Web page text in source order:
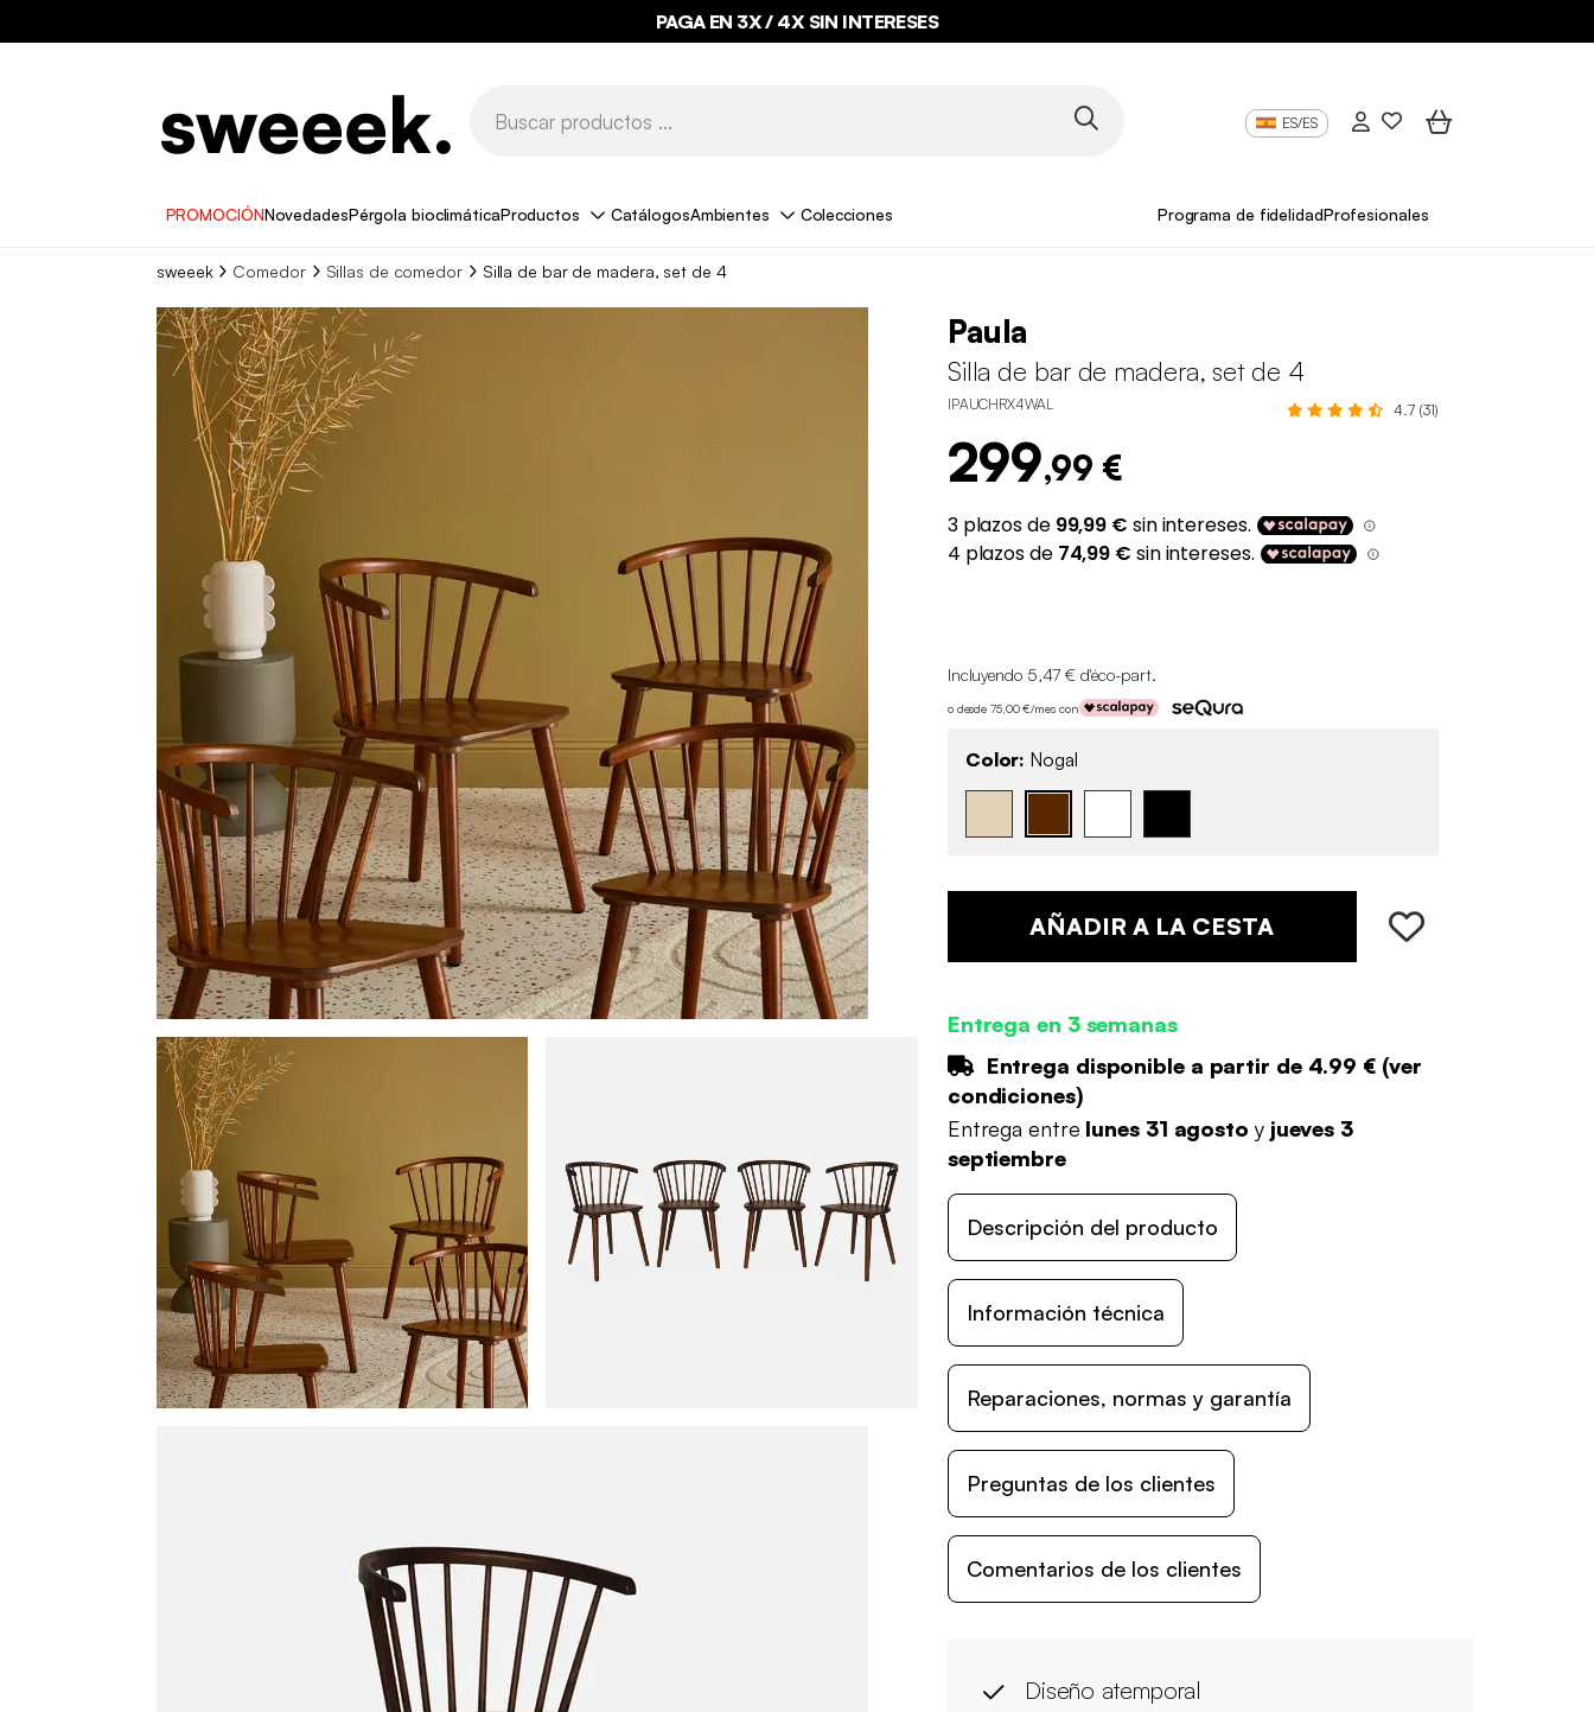
PAGA EN 3X / 4X SIN INTERESES
ES/ES
PROMOCIÓNNovedadesPérgola bioclimáticaProductos CatálogosAmbientes Colecciones Programa de fidelidadProfesionales
sweeek Comedor Sillas de comedor Silla de bar de madera, set de 4
Paula
Silla de bar de madera, set de 4
IPAUCHRX4WAL 4.7 (31)
299,99 €
Incluyendo 5,47 € d'éco-part.
o desde 75,00 €/mes con
Color: Nogal
AÑADIR A LA CESTA
Entrega en 3 semanas
Entrega disponible a partir de 4.99 € (ver
condiciones)
Entrega entre lunes 31 agosto y jueves 3
septiembre
Descripción del producto
Información técnica
Reparaciones, normas y garantía
Preguntas de los clientes
Comentarios de los clientes
Diseño atemporal